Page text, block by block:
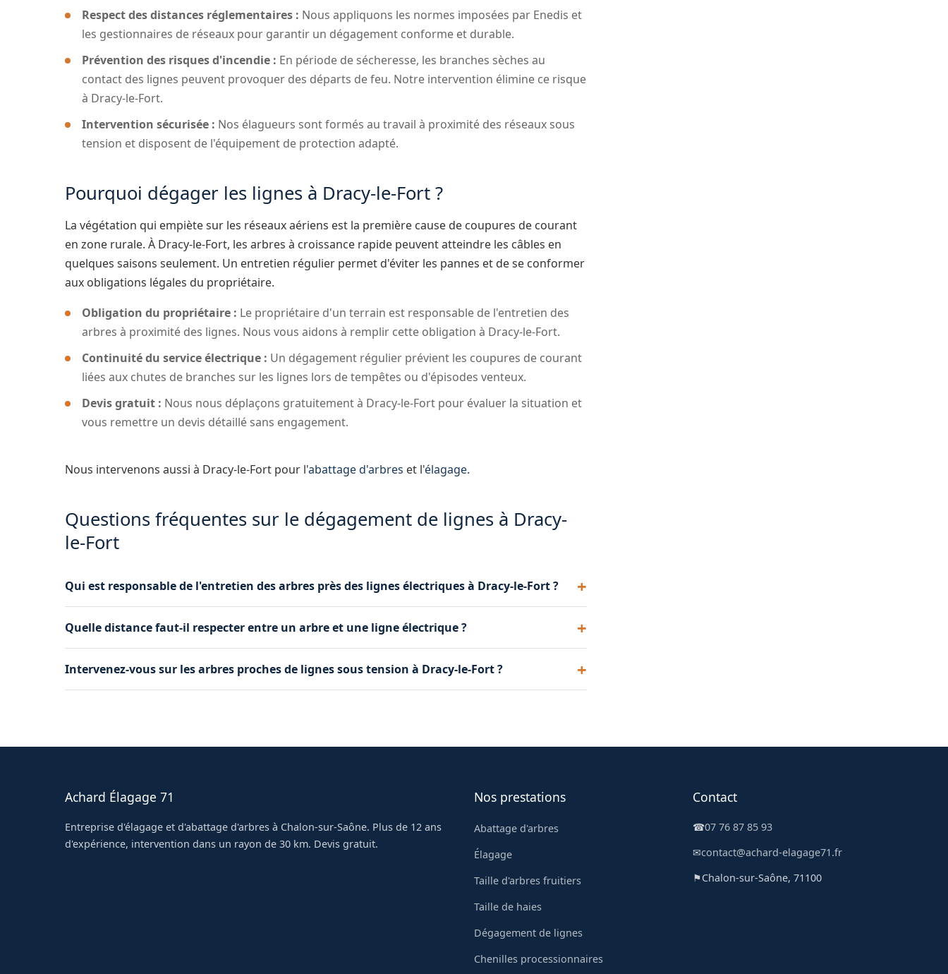
Respect des distances réglementaires : Nous appliquons les normes imposées par Enedis et
les gestionnaires de réseaux pour garantir un dégagement conforme et durable.
Prévention des risques d'incendie : En période de sécheresse, les branches sèches au
contact des lignes peuvent provoquer des départs de feu. Notre intervention élimine ce risque
à Dracy-le-Fort.
Intervention sécurisée : Nos élagueurs sont formés au travail à proximité des réseaux sous
tension et disposent de l'équipement de protection adapté.
Pourquoi dégager les lignes à Dracy-le-Fort ?
La végétation qui empiète sur les réseaux aériens est la première cause de coupures de courant
en zone rurale. À Dracy-le-Fort, les arbres à croissance rapide peuvent atteindre les câbles en
quelques saisons seulement. Un entretien régulier permet d'éviter les pannes et de se conformer
aux obligations légales du propriétaire.
Obligation du propriétaire : Le propriétaire d'un terrain est responsable de l'entretien des
arbres à proximité des lignes. Nous vous aidons à remplir cette obligation à Dracy-le-Fort.
Continuité du service électrique : Un dégagement régulier prévient les coupures de courant
liées aux chutes de branches sur les lignes lors de tempêtes ou d'épisodes venteux.
Devis gratuit : Nous nous déplaçons gratuitement à Dracy-le-Fort pour évaluer la situation et
vous remettre un devis détaillé sans engagement.
Nous intervenons aussi à Dracy-le-Fort pour l'abattage d'arbres et l'élagage.
Questions fréquentes sur le dégagement de lignes à Dracy-
le-Fort
Qui est responsable de l'entretien des arbres près des lignes électriques à Dracy-le-Fort ?
électriques et téléphoniques. Enedis peut également intervenir, mais il est recommandé de faire
appel à un élagueur professionnel à Dracy-le-Fort pour un travail soigné et conforme.
Quelle distance faut-il respecter entre un arbre et une ligne électrique ?
tension et jusqu'à 5 mètres pour la haute tension. Nous connaissons les normes applicables et les
respectons scrupuleusement lors de nos interventions à Dracy-le-Fort.
Intervenez-vous sur les arbres proches de lignes sous tension à Dracy-le-Fort ?
Achard Élagage 71
Entreprise d'élagage et d'abattage d'arbres à Chalon-sur-Saône. Plus de 12 ans
d'expérience, intervention dans un rayon de 30 km. Devis gratuit.
Nos prestations
Abattage d'arbres
Élagage
Taille d'arbres fruitiers
Taille de haies
Dégagement de lignes
Chenilles processionnaires
Contact
☎07 76 87 85 93
✉contact@achard-elagage71.fr
⚑Chalon-sur-Saône, 71100